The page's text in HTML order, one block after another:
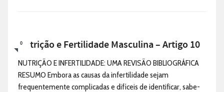
0
Nutrição e Fertilidade Masculina – Artigo 10
NUTRIÇÃO E INFERTILIDADE: UMA REVISÃO BIBLIOGRÁFICA
RESUMO Embora as causas da infertilidade sejam
frequentemente complicadas e difíceis de identificar, sabe-